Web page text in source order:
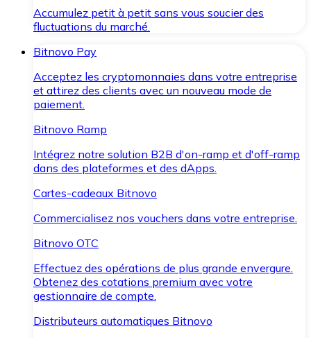
Accumulez petit à petit sans vous soucier des
fluctuations du marché.
Bitnovo Pay
Acceptez les cryptomonnaies dans votre entreprise
et attirez des clients avec un nouveau mode de
paiement.
Bitnovo Ramp
Intégrez notre solution B2B d'on-ramp et d'off-ramp
dans des plateformes et des dApps.
Cartes-cadeaux Bitnovo
Commercialisez nos vouchers dans votre entreprise.
Bitnovo OTC
Effectuez des opérations de plus grande envergure.
Obtenez des cotations premium avec votre
gestionnaire de compte.
Distributeurs automatiques Bitnovo